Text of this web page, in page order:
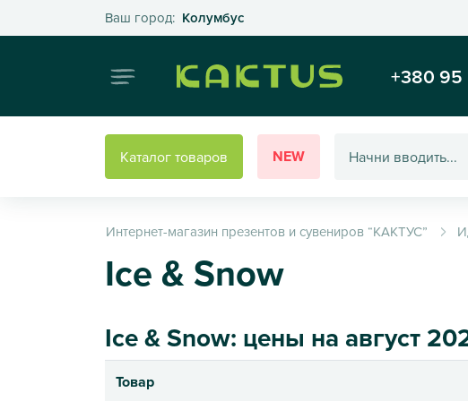
Ваш город: КолумбусВыберите свой город
Интернет-+380
Каталог товаров NEW
Интернет-магазин презентов и сувениров “КАКТУС”
Ice & Snow
Ice & Snow: цены на август
Товар